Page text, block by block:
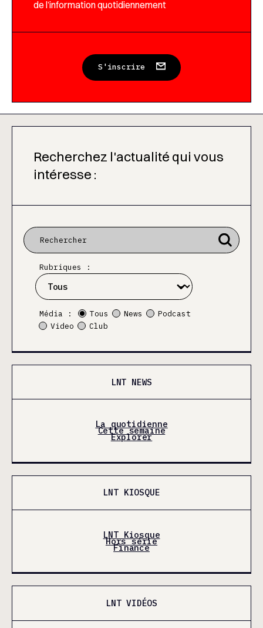
de l’information quotidiennement
S'inscrire
Recherchez l'actualité qui vous
intéresse :
Rubriques :
Média : Tous News
Podcast
Video
Club
LNT NEWS
La quotidienne
Cette semaine
Explorer
LNT KIOSQUE
LNT Kiosque
Hors série
Finance
LNT VIDÉOS